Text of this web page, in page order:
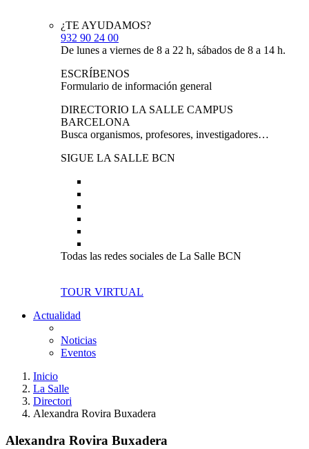
¿TE AYUDAMOS?
932 90 24 00
De lunes a viernes de 8 a 22 h, sábados de 8 a 14 h.
ESCRÍBENOS
Formulario de información general
DIRECTORIO LA SALLE CAMPUS
BARCELONA
Busca organismos, profesores, investigadores…
SIGUE LA SALLE BCN
Todas las redes sociales de La Salle BCN
TOUR VIRTUAL
Actualidad
Noticias
Eventos
Inicio
La Salle
Directori
Alexandra Rovira Buxadera
Alexandra Rovira Buxadera